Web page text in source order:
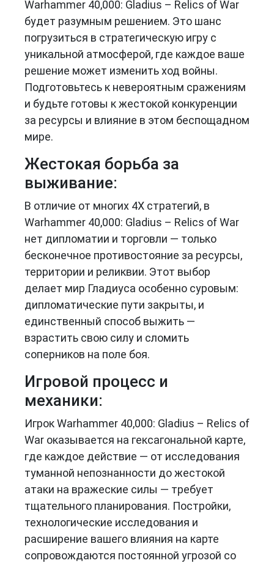
Warhammer 40,000: Gladius – Relics of War
будет разумным решением. Это шанс
погрузиться в стратегическую игру с
уникальной атмосферой, где каждое ваше
решение может изменить ход войны.
Подготовьтесь к невероятным сражениям
и будьте готовы к жестокой конкуренции
за ресурсы и влияние в этом беспощадном
мире.
Жестокая борьба за
выживание:
В отличие от многих 4X стратегий, в
Warhammer 40,000: Gladius – Relics of War
нет дипломатии и торговли — только
бесконечное противостояние за ресурсы,
территории и реликвии. Этот выбор
делает мир Гладиуса особенно суровым:
дипломатические пути закрыты, и
единственный способ выжить —
взрастить свою силу и сломить
соперников на поле боя.
Игровой процесс и
механики:
Игрок Warhammer 40,000: Gladius – Relics of
War оказывается на гексагональной карте,
где каждое действие — от исследования
туманной непознанности до жестокой
атаки на вражеские силы — требует
тщательного планирования. Постройки,
технологические исследования и
расширение вашего влияния на карте
сопровождаются постоянной угрозой со